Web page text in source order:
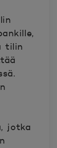
tilin
jotka